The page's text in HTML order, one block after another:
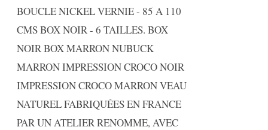
BOUCLE NICKEL VERNIE - 85 A 110
CMS BOX NOIR - 6 TAILLES. BOX
NOIR BOX MARRON NUBUCK
MARRON IMPRESSION CROCO NOIR
IMPRESSION CROCO MARRON VEAU
NATUREL FABRIQUÉES EN FRANCE
PAR UN ATELIER RENOMME, AVEC